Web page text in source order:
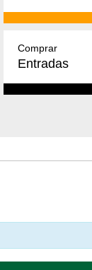
Comprar
Entradas